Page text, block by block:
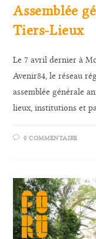
Assemblée
Tiers-Lieux
Le 7 avril dernier à
Avenir84, le réseau
assemblée générale
lieux, institutions et
0 COMMENTAIRE